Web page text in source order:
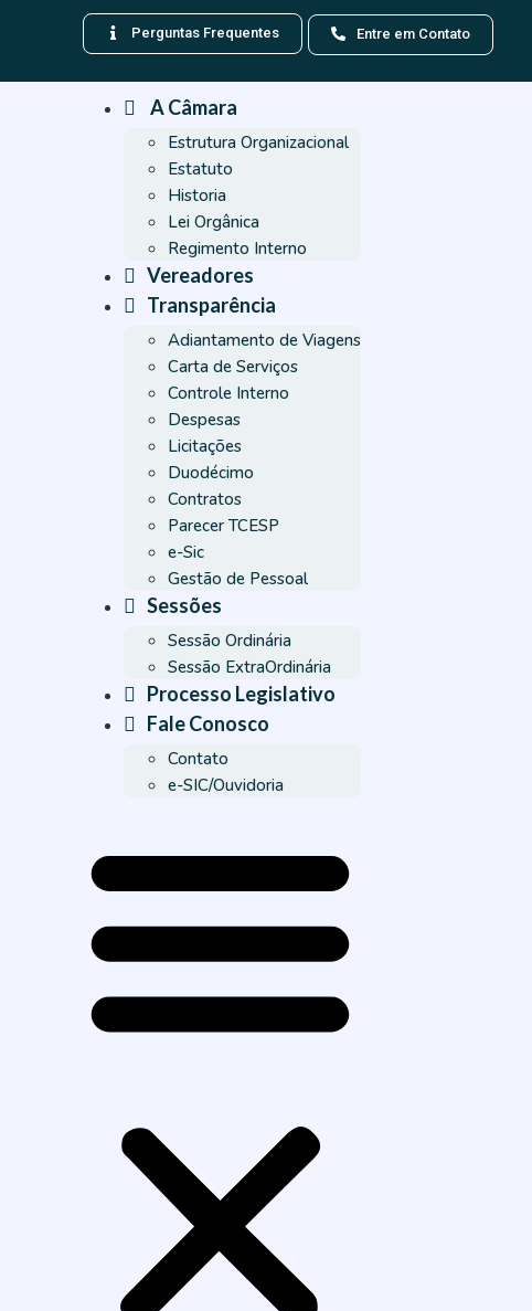
Perguntas Frequentes Entre em Contato
A Câmara
Estrutura Organizacional
Estatuto
Historia
Lei Orgânica
Regimento Interno
Vereadores
Transparência
Adiantamento de Viagens
Carta de Serviços
Controle Interno
Despesas
Licitações
Duodécimo
Contratos
Parecer TCESP
e-Sic
Gestão de Pessoal
Sessões
Sessão Ordinária
Sessão ExtraOrdinária
Processo Legislativo
Fale Conosco
Contato
e-SIC/Ouvidoria